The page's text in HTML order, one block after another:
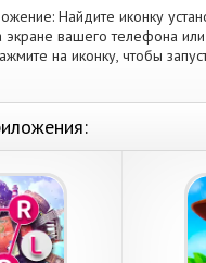
Найдите иконку
вашего телефона или
на иконку, чтобы